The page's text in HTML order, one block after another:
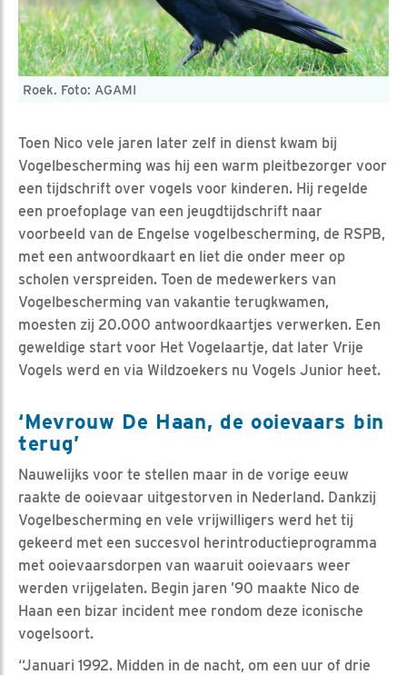
Roek. Foto: AGAMI
Toen Nico vele jaren later zelf in dienst kwam bij
Vogelbescherming was hij een warm pleitbezorger voor
een tijdschrift over vogels voor kinderen. Hij regelde
een proefoplage van een jeugdtijdschrift naar
voorbeeld van de Engelse vogelbescherming, de RSPB,
met een antwoordkaart en liet die onder meer op
scholen verspreiden. Toen de medewerkers van
Vogelbescherming van vakantie terugkwamen,
moesten zij 20.000 antwoordkaartjes verwerken. Een
geweldige start voor Het Vogelaartje, dat later Vrije
Vogels werd en via Wildzoekers nu Vogels Junior heet.
‘Mevrouw De Haan, de ooievaars bin
terug’
Nauwelijks voor te stellen maar in de vorige eeuw
raakte de ooievaar uitgestorven in Nederland. Dankzij
Vogelbescherming en vele vrijwilligers werd het tij
gekeerd met een succesvol herintroductieprogramma
met ooievaarsdorpen van waaruit ooievaars weer
werden vrijgelaten. Begin jaren ’90 maakte Nico de
Haan een bizar incident mee rondom deze iconische
vogelsoort.
“Januari 1992. Midden in de nacht, om een uur of drie